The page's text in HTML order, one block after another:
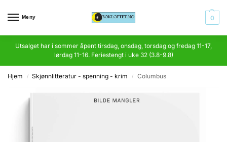
Meny 0
Utsalget har i sommer åpent tirsdag, onsdag, torsdag og fredag 11-17,
lørdag 11-16. Feriestengt i uke 32 (3.8-9.8)
Hjem / Skjønnlitteratur - spenning - krim / Columbus